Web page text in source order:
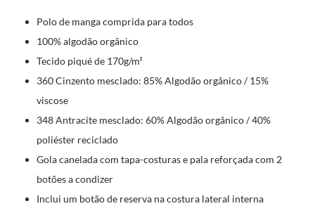
Polo de manga comprida para todos
100% algodão orgânico
Tecido piqué de 170g/m²
360 Cinzento mesclado: 85% Algodão orgânico / 15%
viscose
348 Antracite mesclado: 60% Algodão orgânico / 40%
poliéster reciclado
Gola canelada com tapa-costuras e pala reforçada com 2
botões a condizer
Inclui um botão de reserva na costura lateral interna